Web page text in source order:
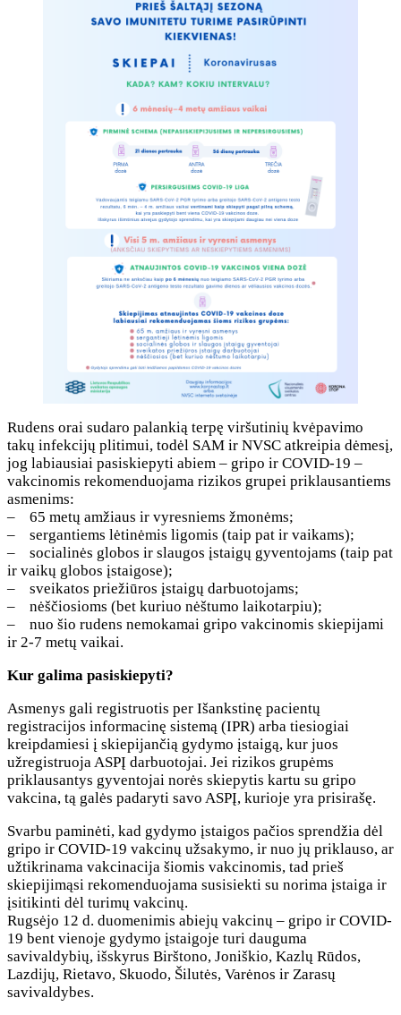
Rudens orai sudaro palankią terpę viršutinių kvėpavimo
takų infekcijų plitimui, todėl SAM ir NVSC atkreipia dėmesį,
jog labiausiai pasiskiepyti abiem – gripo ir COVID-19 –
vakcinomis rekomenduojama rizikos grupei priklausantiems
asmenims:
– 65 metų amžiaus ir vyresniems žmonėms;
– sergantiems lėtinėmis ligomis (taip pat ir vaikams);
– socialinės globos ir slaugos įstaigų gyventojams (taip pat
ir vaikų globos įstaigose);
– sveikatos priežiūros įstaigų darbuotojams;
– nėščiosioms (bet kuriuo nėštumo laikotarpiu);
– nuo šio rudens nemokamai gripo vakcinomis skiepijami
ir 2-7 metų vaikai.
Kur galima pasiskiepyti?
Asmenys gali registruotis per Išankstinę pacientų
registracijos informacinę sistemą (IPR) arba tiesiogiai
kreipdamiesi į skiepijančią gydymo įstaigą, kur juos
užregistruoja ASPĮ darbuotojai. Jei rizikos grupėms
priklausantys gyventojai norės skiepytis kartu su gripo
vakcina, tą galės padaryti savo ASPĮ, kurioje yra prisirašę.
Svarbu paminėti, kad gydymo įstaigos pačios sprendžia dėl
gripo ir COVID-19 vakcinų užsakymo, ir nuo jų priklauso, ar
užtikrinama vakcinacija šiomis vakcinomis, tad prieš
skiepijimąsi rekomenduojama susisiekti su norima įstaiga ir
įsitikinti dėl turimų vakcinų.
Rugsėjo 12 d. duomenimis abiejų vakcinų – gripo ir COVID-
19 bent vienoje gydymo įstaigoje turi dauguma
savivaldybių, išskyrus Birštono, Joniškio, Kazlų Rūdos,
Lazdijų, Rietavo, Skuodo, Šilutės, Varėnos ir Zarasų
savivaldybes.